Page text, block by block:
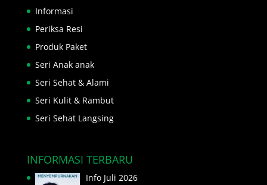
Informasi
Periksa Resi
Produk Paket
Seri Anak anak
Seri Sehat & Alami
Seri Kulit & Rambut
Seri Sehat Langsing
INFORMASI TERBARU
Info Juli 2026